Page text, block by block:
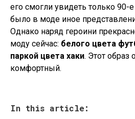
его смогли увидеть только 90-
было в моде иное
Однако наряд героини
моду сейчас: белого цвета
паркой цвета хаки. Этот образ
комфортный.
In this article: